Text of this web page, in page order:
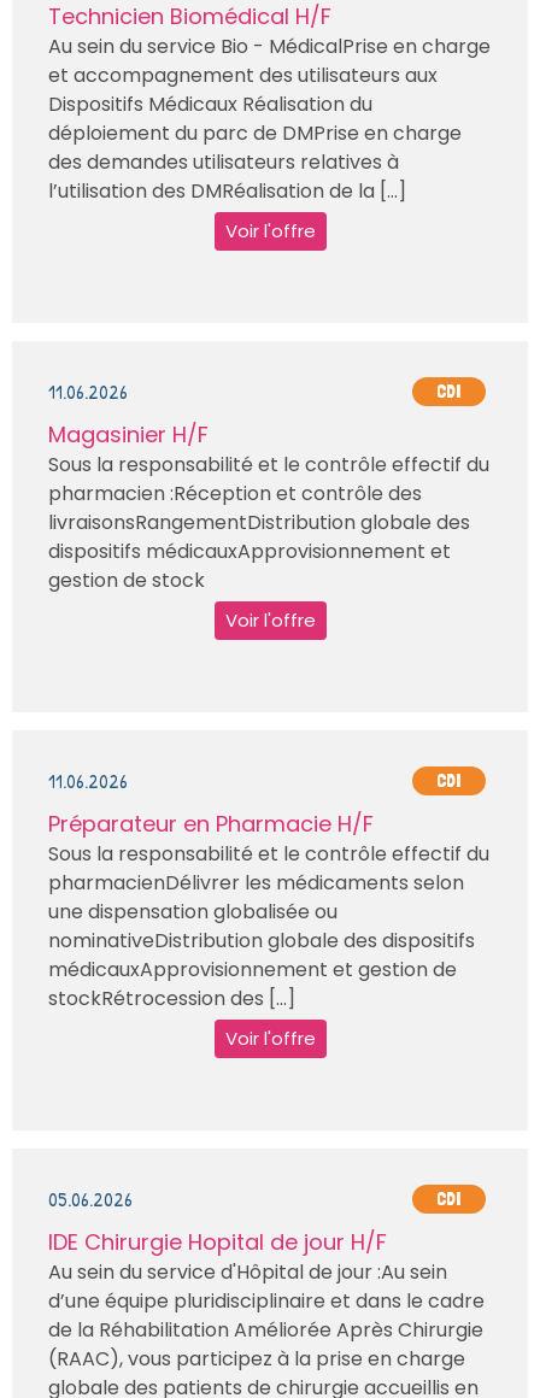
Technicien Biomédical H/F
Au sein du service Bio - MédicalPrise en charge
et accompagnement des utilisateurs aux
Dispositifs Médicaux Réalisation du
déploiement du parc de DMPrise en charge
des demandes utilisateurs relatives à
l’utilisation des DMRéalisation de la [...]
Voir l'offre
11.06.2026 CDI
Magasinier H/F
Sous la responsabilité et le contrôle effectif du
pharmacien :Réception et contrôle des
livraisonsRangementDistribution globale des
dispositifs médicauxApprovisionnement et
gestion de stock
Voir l'offre
11.06.2026 CDI
Préparateur en Pharmacie H/F
Sous la responsabilité et le contrôle effectif du
pharmacienDélivrer les médicaments selon
une dispensation globalisée ou
nominativeDistribution globale des dispositifs
médicauxApprovisionnement et gestion de
stockRétrocession des [...]
Voir l'offre
05.06.2026 CDI
IDE Chirurgie Hopital de jour H/F
Au sein du service d'Hôpital de jour :Au sein
d’une équipe pluridisciplinaire et dans le cadre
de la Réhabilitation Améliorée Après Chirurgie
(RAAC), vous participez à la prise en charge
globale des patients de chirurgie accueillis en